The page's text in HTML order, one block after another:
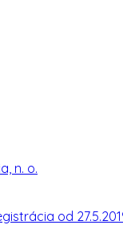
n. o.
od